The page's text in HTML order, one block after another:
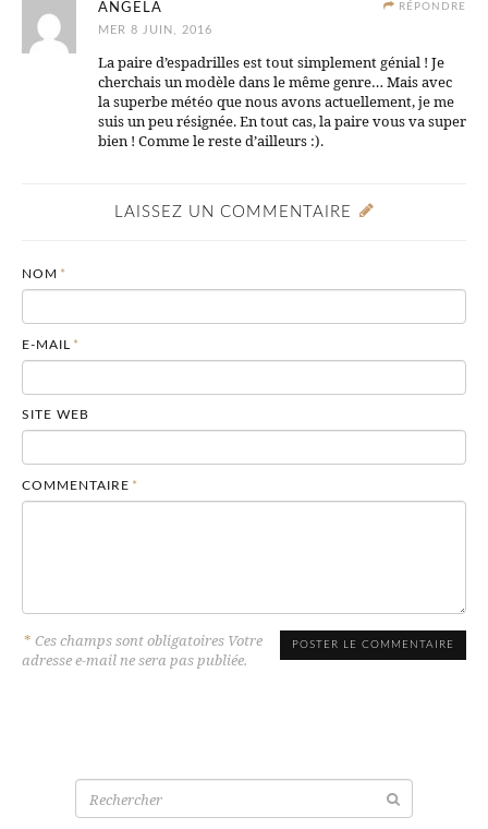
RÉPONDRE
ANGELA
MER 8 JUIN, 2016
La paire d’espadrilles est tout simplement génial ! Je
cherchais un modèle dans le même genre… Mais avec
la superbe météo que nous avons actuellement, je me
suis un peu résignée. En tout cas, la paire vous va super
bien ! Comme le reste d’ailleurs :).
LAISSEZ UN COMMENTAIRE
NOM *
E-MAIL *
SITE WEB
COMMENTAIRE *
* Ces champs sont obligatoires Votre
adresse e-mail ne sera pas publiée.
Recherche
pour: